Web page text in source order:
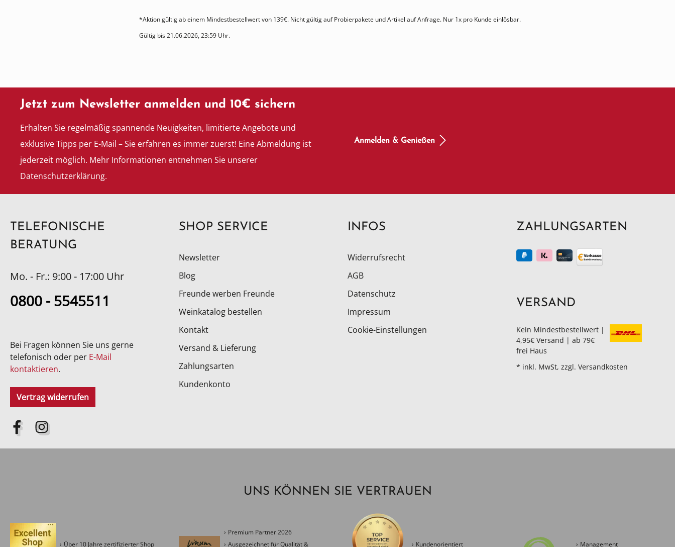
*Aktion gültig ab einem Mindestbestellwert von 139€. Nicht gültig auf Probierpakete und Artikel auf Anfrage. Nur 1x pro Kunde einlösbar.
Gültig bis 21.06.2026, 23:59 Uhr.
Jetzt zum Newsletter anmelden und 10€ sichern
Erhalten Sie regelmäßig spannende Neuigkeiten, limitierte Angebote und
exklusive Tipps per E-Mail – Sie erfahren es immer zuerst! Eine Abmeldung ist
jederzeit möglich. Mehr Informationen entnehmen Sie unserer
Datenschutzerklärung.
Anmelden & Genießen
TELEFONISCHE
BERATUNG
Mo. - Fr.: 9:00 - 17:00 Uhr
0800 - 5545511
Bei Fragen können Sie uns gerne
telefonisch oder per E-Mail
kontaktieren.
Vertrag widerrufen
SHOP SERVICE
Newsletter
Blog
Freunde werben Freunde
Weinkatalog bestellen
Kontakt
Versand & Lieferung
Zahlungsarten
Kundenkonto
INFOS
Widerrufsrecht
AGB
Datenschutz
Impressum
Cookie-Einstellungen
ZAHLUNGSARTEN
VERSAND
Kein Mindestbestellwert |
4,95€ Versand | ab 79€
frei Haus
* inkl. MwSt, zzgl. Versandkosten
UNS KÖNNEN SIE VERTRAUEN
Über 10 Jahre zertifizierter Shop
Premium Partner 2026
Ausgezeichnet für Qualität &
Kundenorientiert Management